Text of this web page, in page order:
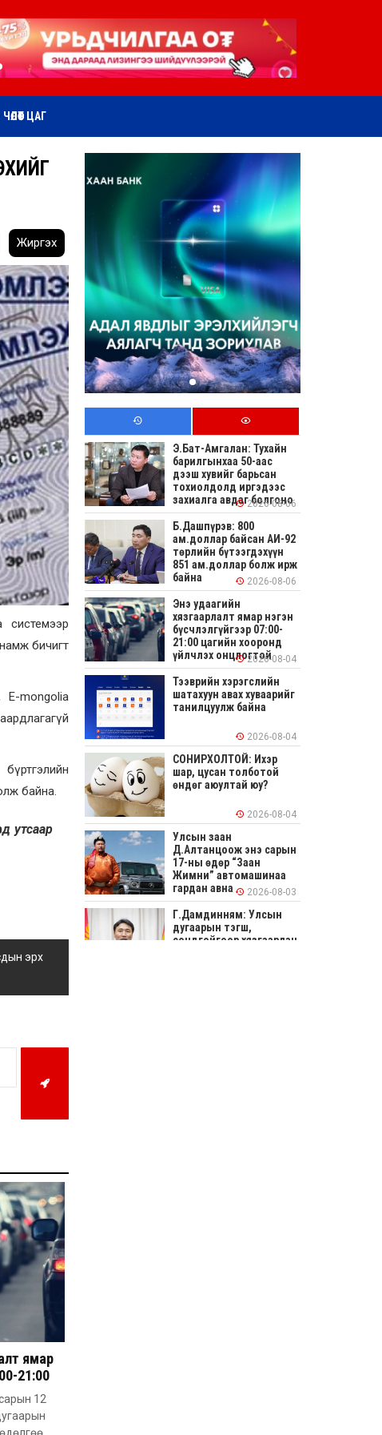
ЧӨЛӨӨТ ЦАГ
Жиргэх
бичигт
E-mongolia
байна.
утсаар
эрх
ямар
21:00
12
Э.Бат-Амгалан: Тухайн
барилгынхаа 50-аас
дээш хувийг барьсан
тохиолдолд иргэдээс
захиалга авдаг болгоно
2026-08-06
Б.Дашпүрэв: 800
ам.доллар байсан АИ-92
төрлийн бүтээгдэхүүн
851 ам.доллар болж ирж
байна
2026-08-06
Энэ удаагийн
хязгаарлалт ямар нэгэн
бүсчлэлгүйгээр 07:00-
21:00 цагийн хооронд
үйлчлэх онцлогтой2026-08-04
Тээврийн хэрэгслийн
шатахуун авах хуваарийг
танилцуулж байна
2026-08-04
СОНИРХОЛТОЙ: Ихэр
шар, цусан толботой
өндөг аюултай юу?
2026-08-04
Улсын заан
Д.Алтанцоож энэ сарын
17-ны өдөр “Заан
Жимни” автомашинаа
гардан авна
2026-08-03
Г.Дамдинням: Улсын
дугаарын тэгш,
сондгойгоор хязгаарлан